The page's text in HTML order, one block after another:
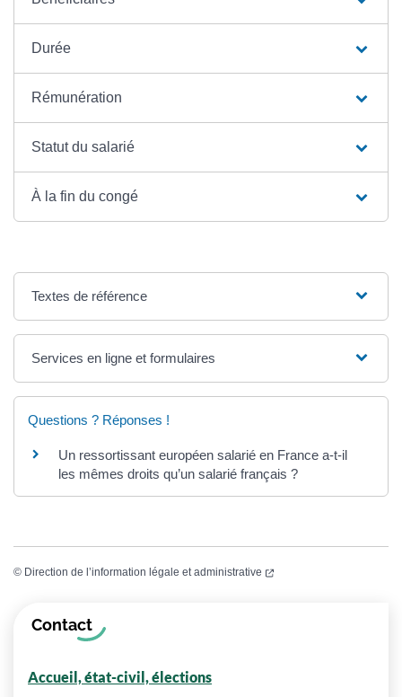
Durée
Rémunération
Statut du salarié
À la fin du congé
Textes de référence
Services en ligne et formulaires
Questions ? Réponses !
Un ressortissant européen salarié en France a-t-il
les mêmes droits qu’un salarié français ?
© Direction de l’information légale et administrative (ouverture dans un
Informations complémentaires
Contact
Accueil, état-civil, élections